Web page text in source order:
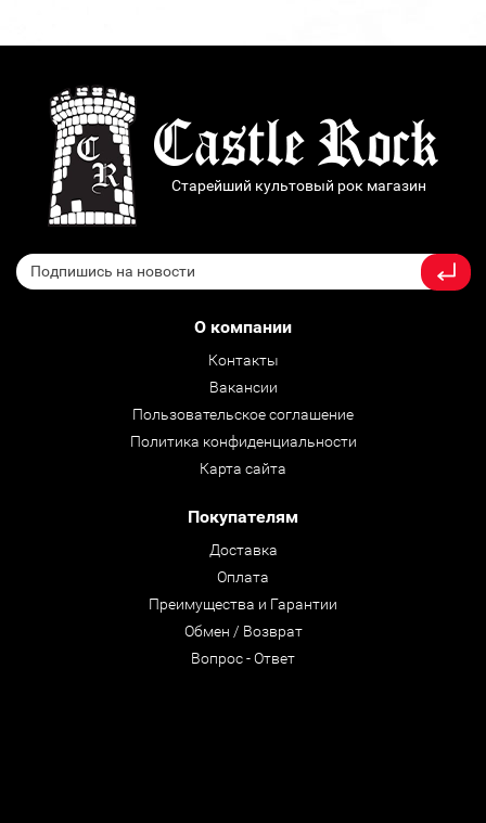
Старейший культовый рок магазин
О компании
Контакты
Вакансии
Пользовательское соглашение
Политика конфиденциальности
Карта сайта
Покупателям
Доставка
Оплата
Преимущества и Гарантии
Обмен / Возврат
Вопрос - Ответ